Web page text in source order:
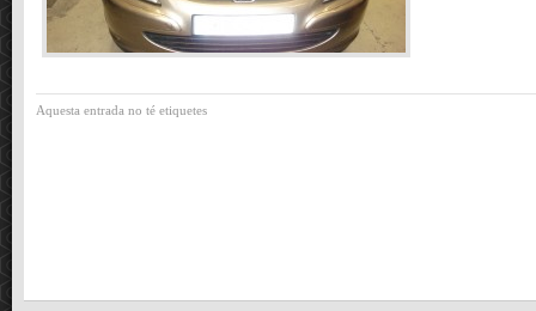
Aquesta entrada no té etiquetes